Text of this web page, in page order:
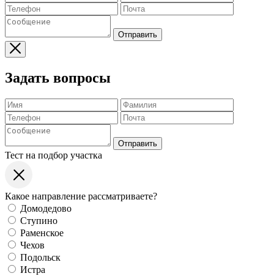
Отправить
Задать вопросы
Отправить
Тест на подбор участка
Какое направление рассматриваете?
Домодедово
Ступино
Раменское
Чехов
Подольск
Истра